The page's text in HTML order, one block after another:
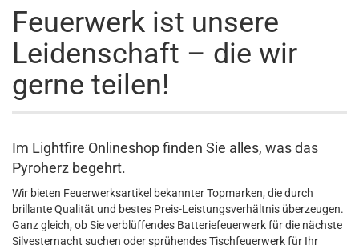
Feuerwerk ist unsere
Leidenschaft – die wir
gerne teilen!
Im Lightfire Onlineshop finden Sie alles, was das
Pyroherz begehrt.
Wir bieten Feuerwerksartikel bekannter Topmarken, die durch
brillante Qualität und bestes Preis-Leistungsverhältnis überzeugen.
Ganz gleich, ob Sie verblüffendes Batteriefeuerwerk für die nächste
Silvesternacht suchen oder sprühendes Tischfeuerwerk für Ihr